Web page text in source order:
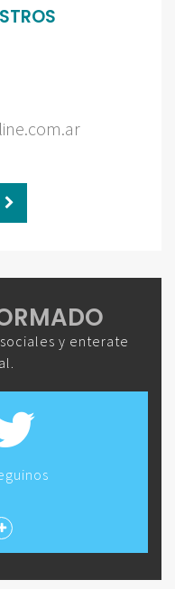
y enterate